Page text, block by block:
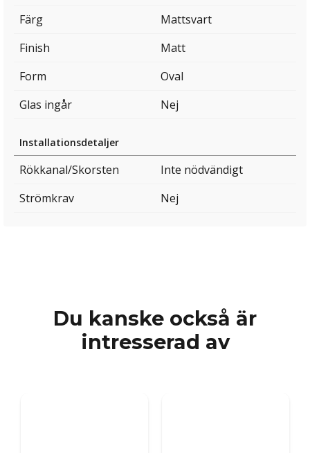
Färg
Mattsvart
Finish
Matt
Form
Oval
Glas ingår
Nej
Installationsdetaljer
Rökkanal/Skorsten
Inte nödvändigt
Strömkrav
Nej
Du kanske också är
intresserad av